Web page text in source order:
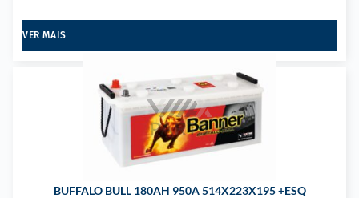
VER MAIS
BUFFALO BULL 180AH 950A 514X223X195 +ESQ